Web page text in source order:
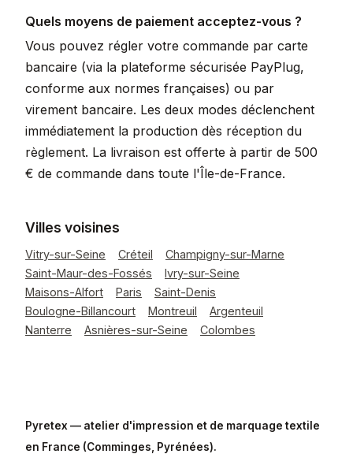
Quels moyens de paiement acceptez-vous ?
Vous pouvez régler votre commande par carte
bancaire (via la plateforme sécurisée PayPlug,
conforme aux normes françaises) ou par
virement bancaire. Les deux modes déclenchent
immédiatement la production dès réception du
règlement. La livraison est offerte à partir de 500
€ de commande dans toute l'Île-de-France.
Villes voisines
Vitry-sur-Seine Créteil
Champigny-sur-Marne
Saint-Maur-des-Fossés
Ivry-sur-Seine
Maisons-Alfort
Paris
Saint-Denis
Boulogne-Billancourt
Montreuil
Argenteuil
Nanterre
Asnières-sur-Seine Colombes
Pyretex — atelier d'impression et de marquage textile
en France (Comminges, Pyrénées).